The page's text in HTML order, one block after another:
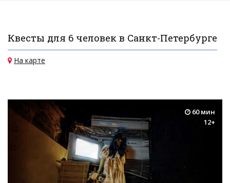
Квесты для 6 человек в Санкт-Петербурге
На карте
60 мин
12+